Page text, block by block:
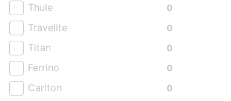
0
Thule
0
Travelite
0
Titan
0
Ferrino
0
Carlton